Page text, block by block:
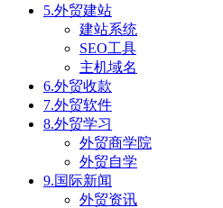
5.外贸建站
建站系统
SEO工具
主机域名
6.外贸收款
7.外贸软件
8.外贸学习
外贸商学院
外贸自学
9.国际新闻
外贸资讯